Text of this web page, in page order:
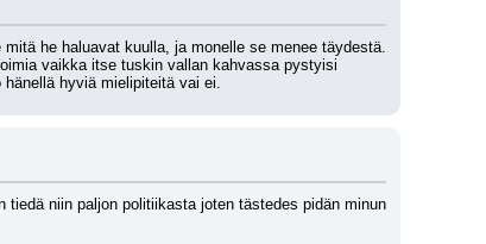
he haluavat kuulla, ja monelle se menee täydestä.
vaikka itse tuskin vallan kahvassa pystyisi
hyviä mielipiteitä vai ei.
niin paljon politiikasta joten tästedes pidän minun